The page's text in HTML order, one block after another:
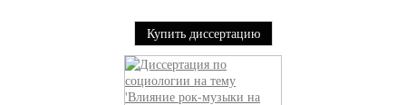
Купить диссертацию